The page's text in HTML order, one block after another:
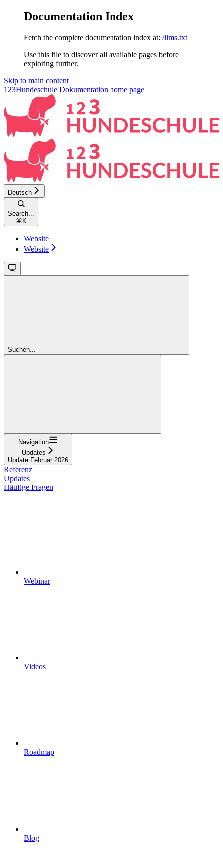
Documentation Index
Fetch the complete documentation index at: /llms.txt
Use this file to discover all available pages before
exploring further.
Skip to main content
123Hundeschule Dokumentation home page
Deutsch
Search...
⌘ K
Website
Website
Suchen...
Navigation
Updates
Update Februar 2026
Referenz
Updates
Häufige Fragen
Webinar
Videos
Roadmap
Blog